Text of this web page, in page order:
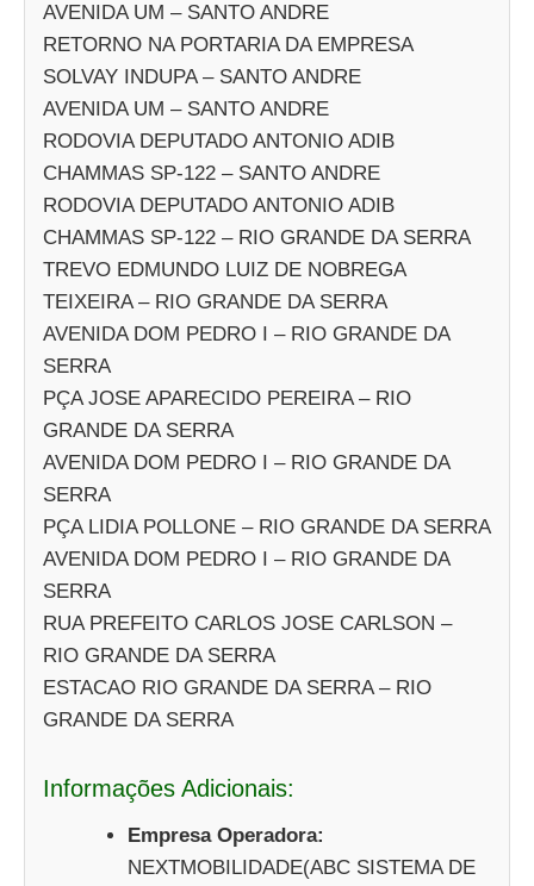
AVENIDA UM – SANTO ANDRE
RETORNO NA PORTARIA DA EMPRESA
SOLVAY INDUPA – SANTO ANDRE
AVENIDA UM – SANTO ANDRE
RODOVIA DEPUTADO ANTONIO ADIB
CHAMMAS SP-122 – SANTO ANDRE
RODOVIA DEPUTADO ANTONIO ADIB
CHAMMAS SP-122 – RIO GRANDE DA SERRA
TREVO EDMUNDO LUIZ DE NOBREGA
TEIXEIRA – RIO GRANDE DA SERRA
AVENIDA DOM PEDRO I – RIO GRANDE DA
SERRA
PÇA JOSE APARECIDO PEREIRA – RIO
GRANDE DA SERRA
AVENIDA DOM PEDRO I – RIO GRANDE DA
SERRA
PÇA LIDIA POLLONE – RIO GRANDE DA SERRA
AVENIDA DOM PEDRO I – RIO GRANDE DA
SERRA
RUA PREFEITO CARLOS JOSE CARLSON –
RIO GRANDE DA SERRA
ESTACAO RIO GRANDE DA SERRA – RIO
GRANDE DA SERRA
Informações Adicionais:
Empresa Operadora:
NEXTMOBILIDADE(ABC SISTEMA DE